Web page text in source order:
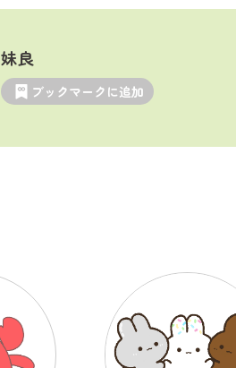
妹良
ブックマークに追加